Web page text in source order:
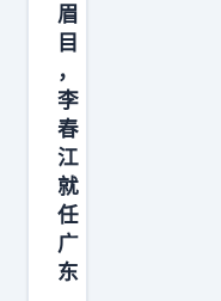
行
，
而
是
阵
容
里
出
现
的
问
题
就
一
个
：
他
租
期
结
束
后
，
他
的
合
，
纯
属
叶
公
好
龙
。
天
眉
目
，
李
春
江
就
任
广
东